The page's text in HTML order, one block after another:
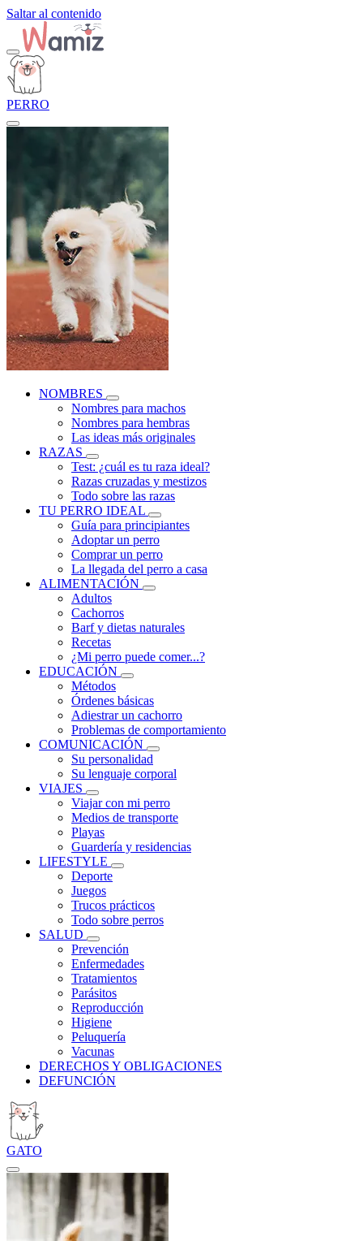
Saltar al contenido
PERRO
NOMBRES
Nombres para machos
Nombres para hembras
Las ideas más originales
RAZAS
Test: ¿cuál es tu raza ideal?
Razas cruzadas y mestizos
Todo sobre las razas
TU PERRO IDEAL
Guía para principiantes
Adoptar un perro
Comprar un perro
La llegada del perro a casa
ALIMENTACIÓN
Adultos
Cachorros
Barf y dietas naturales
Recetas
¿Mi perro puede comer...?
EDUCACIÓN
Métodos
Órdenes básicas
Adiestrar un cachorro
Problemas de comportamiento
COMUNICACIÓN
Su personalidad
Su lenguaje corporal
VIAJES
Viajar con mi perro
Medios de transporte
Playas
Guardería y residencias
LIFESTYLE
Deporte
Juegos
Trucos prácticos
Todo sobre perros
SALUD
Prevención
Enfermedades
Tratamientos
Parásitos
Reproducción
Higiene
Peluquería
Vacunas
DERECHOS Y OBLIGACIONES
DEFUNCIÓN
GATO